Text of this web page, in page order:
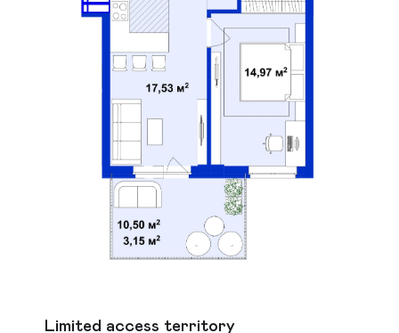
Limited access territory